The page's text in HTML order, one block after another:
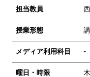
担当教員
授業形態
メディア利用科目 -
曜日・時限